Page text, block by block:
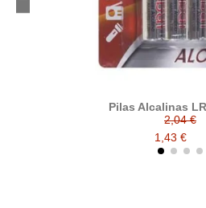
Pilas Alcalinas
2,04 €
1,43 €